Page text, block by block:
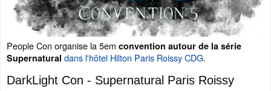
People Con organise la 5em convention autour de la série
Supernatural dans l'hôtel Hilton Paris Roissy CDG.
DarkLight Con - Supernatural Paris Roissy